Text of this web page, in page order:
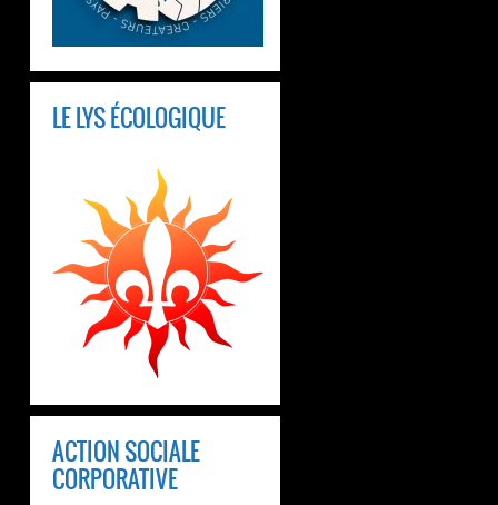
LE LYS ÉCOLOGIQUE
ACTION SOCIALE
CORPORATIVE